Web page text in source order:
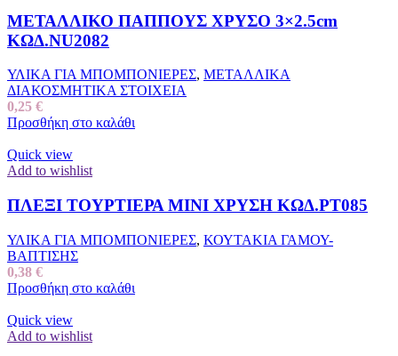
ΜΕΤΑΛΛΙΚΟ ΠΑΠΠΟΥΣ ΧΡΥΣΟ 3×2.5cm
ΚΩΔ.NU2082
ΥΛΙΚΑ ΓΙΑ ΜΠΟΜΠΟΝΙΕΡΕΣ, ΜΕΤΑΛΛΙΚΑ
ΔΙΑΚΟΣΜΗΤΙΚΑ ΣΤΟΙΧΕΙΑ
0,25 €
Προσθήκη στο καλάθι
Quick view
Add to wishlist
ΠΛΕΞΙ ΤΟΥΡΤΙΕΡΑ ΜΙΝΙ ΧΡΥΣΗ ΚΩΔ.ΡΤ085
ΥΛΙΚΑ ΓΙΑ ΜΠΟΜΠΟΝΙΕΡΕΣ, ΚΟΥΤΑΚΙΑ ΓΑΜΟΥ-
ΒΑΠΤΙΣΗΣ
0,38 €
Προσθήκη στο καλάθι
Quick view
Add to wishlist